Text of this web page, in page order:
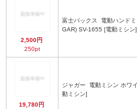
2,500円
250pt
富士パックス
GAR) SV-1655 [電動ミシン]
19,780円
ジャガー
動ミシン]